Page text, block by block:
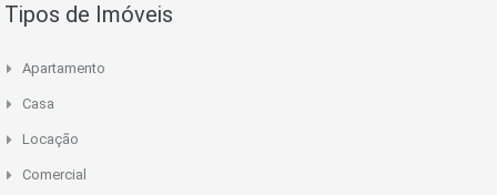
Tipos de Imóveis
Apartamento
Casa
Locação
Comercial